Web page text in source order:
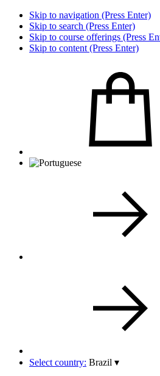
Skip to navigation (Press Enter)
Skip to search (Press Enter)
Skip to course offerings (Press
Skip to content (Press Enter)
Select country: Brazil ▾